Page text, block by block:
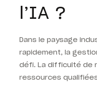
l’IA ?
Dans le paysage
rapidement, la
défi. La difficulté de
ressources